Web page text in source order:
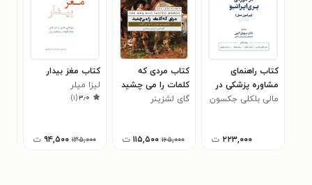
کتاب راهنمای
مشاوره پزشکی در
دوره پری اپراتیو
مالی بلکلی جکسون
۲۲۳,۰۰۰ ت
کتاب مردی که
کلمات را می چشید
گای لشزینر
۱۶۵,۰۰۰ ۱۱۵,۵۰۰ ت
کتاب مغز بیدار
لیزا میلر
۳٫۰(۱)
۱۳۵,۰۰۰ ۹۴,۵۰۰ ت